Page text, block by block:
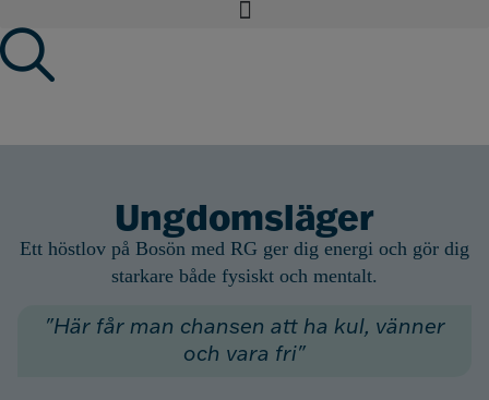
Ungdomsläger
Ett höstlov på Bosön med RG ger dig energi och gör dig
starkare både fysiskt och mentalt.
"Här får man chansen att ha kul, vänner
och vara fri"